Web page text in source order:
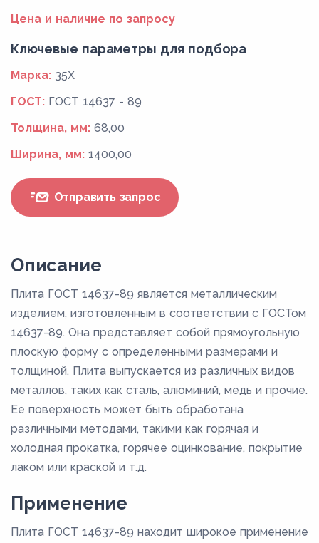
Цена и наличие по запросу
Ключевые параметры для подбора
Марка: 35Х
ГОСТ: ГОСТ 14637 - 89
Толщина, мм: 68,00
Ширина, мм: 1400,00
Отправить запрос
Описание
Плита ГОСТ 14637-89 является металлическим
изделием, изготовленным в соответствии с ГОСТом
14637-89. Она представляет собой прямоугольную
плоскую форму с определенными размерами и
толщиной. Плита выпускается из различных видов
металлов, таких как сталь, алюминий, медь и прочие.
Ее поверхность может быть обработана
различными методами, такими как горячая и
холодная прокатка, горячее оцинкование, покрытие
лаком или краской и т.д.
Применение
Плита ГОСТ 14637-89 находит широкое применение